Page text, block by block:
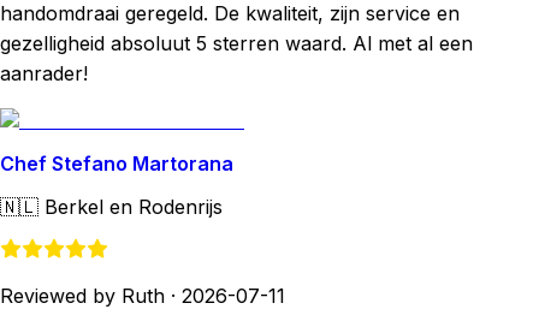
handomdraai geregeld. De kwaliteit, zijn service en
gezelligheid absoluut 5 sterren waard. Al met al een
aanrader!
Chef Stefano Martorana
🇳🇱 Berkel en Rodenrijs
Reviewed by Ruth · 2026-07-11